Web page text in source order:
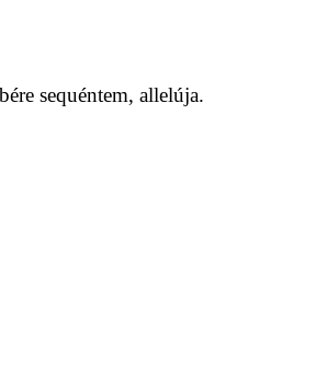
sequéntem, allelúja.